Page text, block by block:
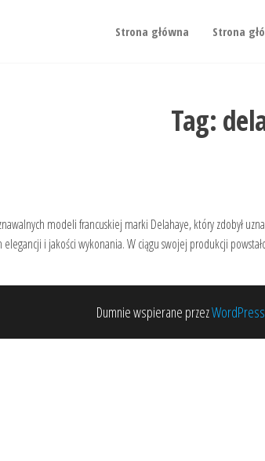
Strona główna Strona
Tag:
modeli francuskiej marki Delahaye, który zdobył
elegancji i jakości wykonania. W ciągu swojej produkcji
Dumnie wspierane przezWordPress